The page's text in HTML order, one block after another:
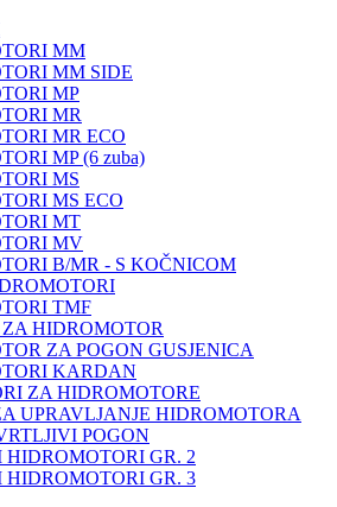
MM
MM SIDE
MP
MR
MR ECO
MP (6 zuba)
MS
MS ECO
MT
MV
B/MR - S KOČNICOM
TMF
HIDROMOTOR
ZA POGON GUSJENICA
KARDAN
ZA HIDROMOTORE
UPRAVLJANJE HIDROMOTORA
POGON
HIDROMOTORI GR. 2
HIDROMOTORI GR. 3